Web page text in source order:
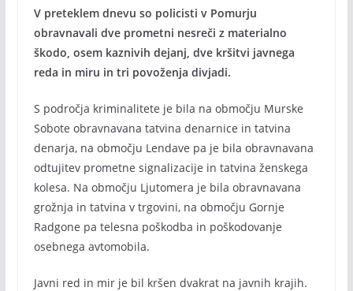
V preteklem dnevu so policisti v Pomurju
obravnavali dve prometni nesreči z materialno
škodo, osem kaznivih dejanj, dve kršitvi javnega
reda in miru in tri povoženja divjadi.
S področja kriminalitete je bila na območju Murske
Sobote obravnavana tatvina denarnice in tatvina
denarja, na območju Lendave pa je bila obravnavana
odtujitev prometne signalizacije in tatvina ženskega
kolesa. Na območju Ljutomera je bila obravnavana
grožnja in tatvina v trgovini, na območju Gornje
Radgone pa telesna poškodba in poškodovanje
osebnega avtomobila.
Javni red in mir je bil kršen dvakrat na javnih krajih.